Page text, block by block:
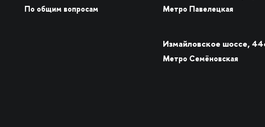
По общим вопросам Метро Павелецкая
Измайловское шоссе,
Метро Семёновская